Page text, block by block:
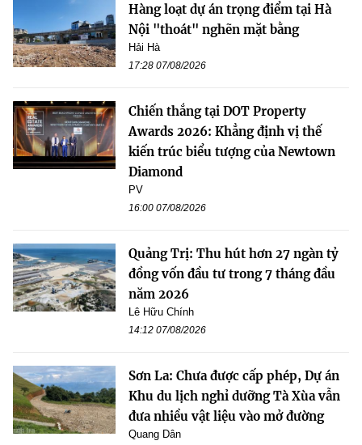
Hàng loạt dự án trọng điểm tại Hà
Nội "thoát" nghẽn mặt bằng
Hải Hà
17:28 07/08/2026
Chiến thắng tại DOT Property
Awards 2026: Khẳng định vị thế
kiến trúc biểu tượng của Newtown
Diamond
PV
16:00 07/08/2026
Quảng Trị: Thu hút hơn 27 ngàn tỷ
đồng vốn đầu tư trong 7 tháng đầu
năm 2026
Lê Hữu Chính
14:12 07/08/2026
Sơn La: Chưa được cấp phép, Dự án
Khu du lịch nghỉ dưỡng Tà Xùa vẫn
đưa nhiều vật liệu vào mở đường
Quang Dân